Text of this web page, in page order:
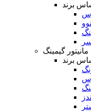
برند
مانیتور گیمینگ
برند